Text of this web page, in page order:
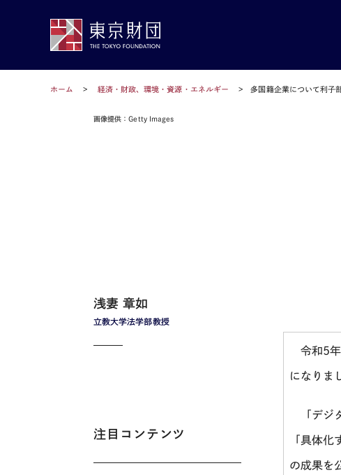
ホーム 経済・財政、環境・資源・エネルギー 多国籍企業について利子
画像提供：Getty Images
令和5
になりま
「デジ
「具体
の成果を
立教大学法学部教授
浅妻 章如
注目コンテンツ